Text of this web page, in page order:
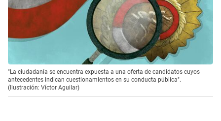
"La ciudadanía se encuentra expuesta a una oferta de candidatos cuyos
antecedentes indican cuestionamientos en su conducta pública".
(Ilustración: Víctor Aguilar)